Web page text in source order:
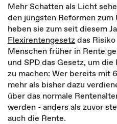
Mehr Schatten als Licht
den jüngsten Reformen
heben sie zum seit diesem
Flexirentengesetzdas
Menschen früher in Rente
und SPD das Gesetz, um
zu machen: Wer bereits mit
mehr als bisher dazu
über das normale
werden - anders als zuvor
auch die Rente.